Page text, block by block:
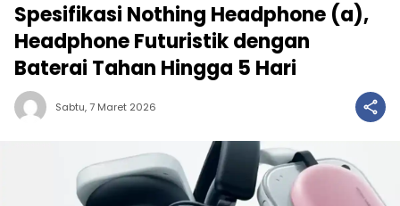
Spesifikasi Nothing Headphone (a),
Headphone Futuristik dengan
Baterai Tahan Hingga 5 Hari
Sabtu, 7 Maret 2026